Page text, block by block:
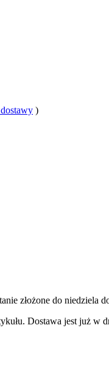
)
złożone do niedziela
Dostawa jest już w